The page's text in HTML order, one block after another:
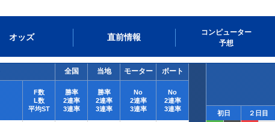
オッズ 直前情報
コンピューター
予想
全国 当地 モーター ボート
F数
L数
平均ST
勝率
2連率
3連率
勝率
2連率
3連率
No
2連率
3連率
No
2連率
3連率
初日 ２日目